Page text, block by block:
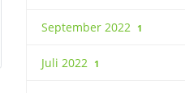
September 2022 1
Juli 2022 1